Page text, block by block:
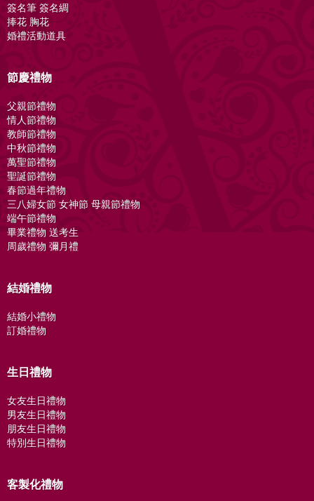
簽名筆 簽名綢
捧花 胸花
婚禮活動道具
節慶禮物
父親節禮物
情人節禮物
教師節禮物
中秋節禮物
萬聖節禮物
聖誕節禮物
春節過年禮物
三八婦女節 女神節 母親節禮物
端午節禮物
畢業禮物 送考生
周歲禮物 彌月禮
結婚禮物
結婚小禮物
訂婚禮物
生日禮物
女友生日禮物
男友生日禮物
朋友生日禮物
特別生日禮物
客製化禮物